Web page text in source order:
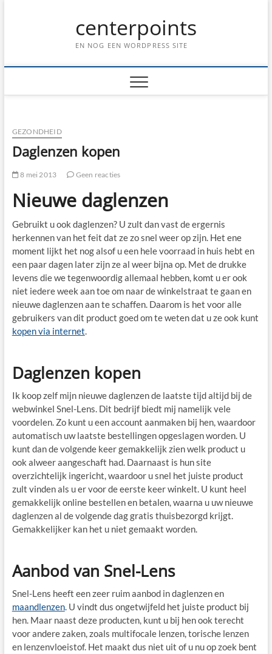
centerpoints
EN NOG EEN WORDPRESS SITE
GEZONDHEID
Daglenzen kopen
8 mei 2013 Geen reacties
Nieuwe daglenzen
Gebruikt u ook daglenzen? U zult dan vast de ergernis
herkennen van het feit dat ze zo snel weer op zijn. Het ene
moment lijkt het nog alsof u een hele voorraad in huis hebt en
een paar dagen later zijn ze al weer bijna op. Met de drukke
levens die we tegenwoordig allemaal hebben, komt u er ook
niet iedere week aan toe om naar de winkelstraat te gaan en
nieuwe daglenzen aan te schaffen. Daarom is het voor alle
gebruikers van dit product goed om te weten dat u ze ook kunt
kopen via internet.
Daglenzen kopen
Ik koop zelf mijn nieuwe daglenzen de laatste tijd altijd bij de
webwinkel Snel-Lens. Dit bedrijf biedt mij namelijk vele
voordelen. Zo kunt u een account aanmaken bij hen, waardoor
automatisch uw laatste bestellingen opgeslagen worden. U
kunt dan de volgende keer gemakkelijk zien welk product u
ook alweer aangeschaft had. Daarnaast is hun site
overzichtelijk ingericht, waardoor u snel het juiste product
zult vinden als u er voor de eerste keer winkelt. U kunt heel
gemakkelijk online bestellen en betalen, waarna u uw nieuwe
daglenzen al de volgende dag gratis thuisbezorgd krijgt.
Gemakkelijker kan het u niet gemaakt worden.
Aanbod van Snel-Lens
Snel-Lens heeft een zeer ruim aanbod in daglenzen en
maandlenzen. U vindt dus ongetwijfeld het juiste product bij
hen. Maar naast deze producten, kunt u bij hen ook terecht
voor andere zaken, zoals multifocale lenzen, torische lenzen
en lenzenvloeistof. Het maakt dus niet uit of u nu op zoek bent